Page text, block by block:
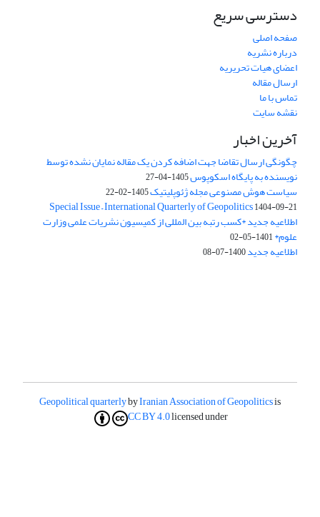
دسترسی سریع
صفحه اصلی
درباره نشریه
اعضای هیات تحریریه
ارسال مقاله
تماس با ما
نقشه سایت
آخرین اخبار
چگونگی ارسال تقاضا جهت اضافه کردن یک مقاله نمایان نشده توسط
نویسنده به پایگاه اسکوپوس1405-04-27
سیاست هوش مصنوعی مجله ژئوپلیتیک1405-02-22
Special Issue – International Quarterly of Geopolitics1404-09-21
اطلاعیه جدید *کسب رتبه بین المللی از کمیسیون نشریات علمی وزارت
علوم*1401-05-02
اطلاعیه جدید1400-07-08
Geopolitical quarterlybyIranian Association of Geopoliticsis
licensed under
CC BY 4.0